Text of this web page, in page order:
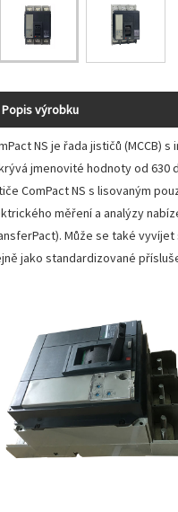
Popis výrobku
NS je řada jističů
jmenovité hodnoty od 630
ComPact NS s lisovaným
měření a analýzy
Může se také
jako standardizované